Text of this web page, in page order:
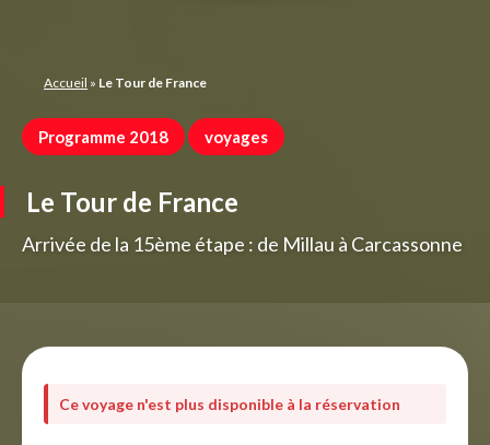
Accueil » Le Tour de France
Programme 2018 voyages
Le Tour de France
Arrivée de la 15ème étape : de Millau à Carcassonne
Ce voyage n'est plus disponible à la réservation